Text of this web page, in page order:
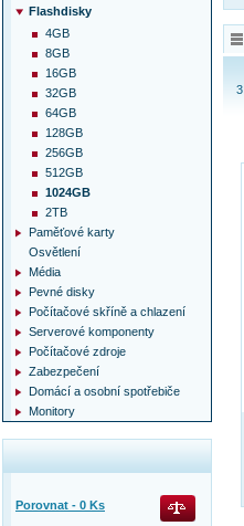
3
Flashdisky
4GB
8GB
16GB
32GB
64GB
128GB
256GB
512GB
1024GB
2TB
Paměťové karty
Osvětlení
Média
Pevné disky
Počítačové skříně a chlazení
Serverové komponenty
Počítačové zdroje
Zabezpečení
Domácí a osobní spotřebiče
Monitory
Porovnat - 0 Ks